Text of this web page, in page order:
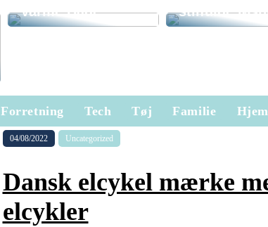
Varme Dage
stilfulde
Forretning Tech Tøj Familie
04/08/2022 Uncategorized
Dansk elcykel mærke
elcykler